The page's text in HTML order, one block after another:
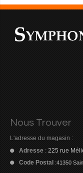
Nous Trouver
L'adresse du magasin :
Adresse : 225 rue
Code Postal :41350